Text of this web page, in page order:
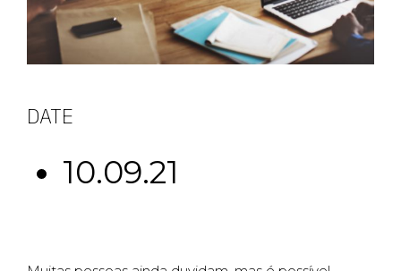
DATE
10.09.21